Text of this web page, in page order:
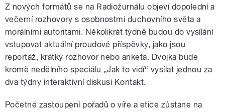
Z nových formátů se na Radiožurnálu objeví dopolední a
večerní rozhovory s osobnostmi duchovního světa a
morálními autoritami. Několikrát týdně budou do vysílání
vstupovat aktuální proudové příspěvky, jako jsou
reportáž, krátký rozhovor nebo anketa. Dvojka bude
kromě nedělního speciálu „Jak to vidí“ vysílat jednou za
dva týdny interaktivní diskusi Kontakt.
Početné zastoupení pořadů o víře a etice zůstane na